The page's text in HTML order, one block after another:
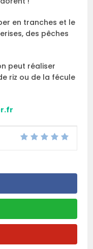
en tranches et le
des pêches
peut réaliser
riz ou de la fécule